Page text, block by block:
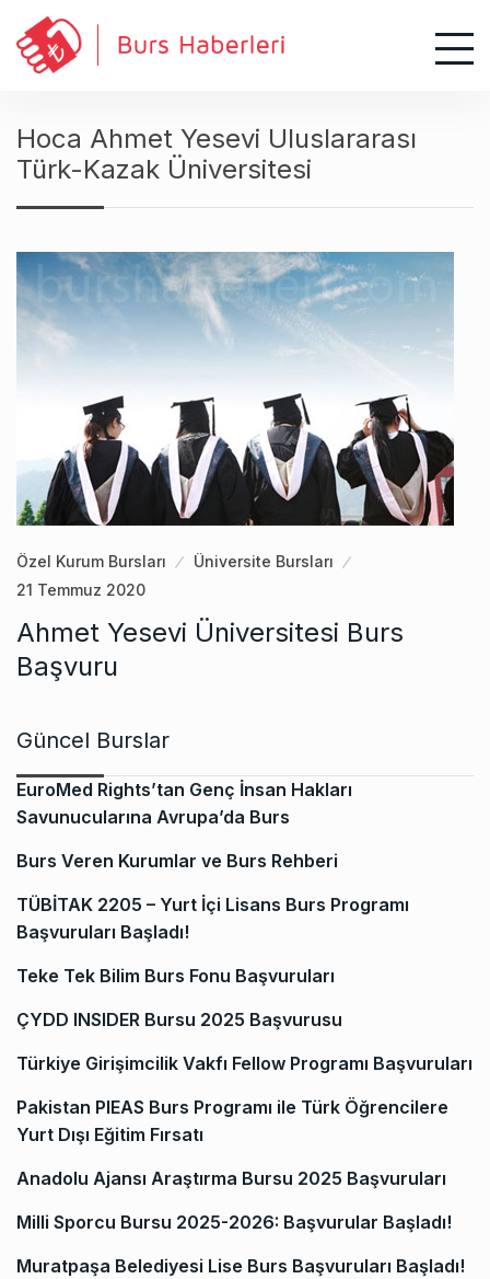
Hoca Ahmet Yesevi Uluslararası
Türk-Kazak Üniversitesi
Özel Kurum Bursları
Üniversite Bursları
21 Temmuz 2020
Ahmet Yesevi Üniversitesi Burs
Başvuru
Güncel Burslar
EuroMed Rights’tan Genç İnsan Hakları
Savunucularına Avrupa’da Burs
Burs Veren Kurumlar ve Burs Rehberi
TÜBİTAK 2205 – Yurt İçi Lisans Burs Programı
Başvuruları Başladı!
Teke Tek Bilim Burs Fonu Başvuruları
ÇYDD INSIDER Bursu 2025 Başvurusu
Türkiye Girişimcilik Vakfı Fellow Programı Başvuruları
Pakistan PIEAS Burs Programı ile Türk Öğrencilere
Yurt Dışı Eğitim Fırsatı
Anadolu Ajansı Araştırma Bursu 2025 Başvuruları
Milli Sporcu Bursu 2025-2026: Başvurular Başladı!
Muratpaşa Belediyesi Lise Burs Başvuruları Başladı!